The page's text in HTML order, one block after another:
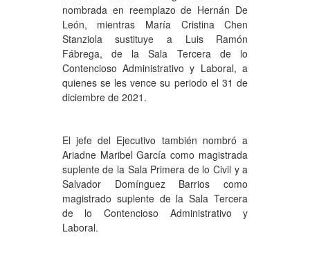
nombrada en reemplazo de Hernán De
León, mientras María Cristina Chen
Stanziola sustituye a Luis Ramón
Fábrega, de la Sala Tercera de lo
Contencioso Administrativo y Laboral, a
quienes se les vence su periodo el 31 de
diciembre de 2021.
El jefe del Ejecutivo también nombró a
Ariadne Maribel García como magistrada
suplente de la Sala Primera de lo Civil y a
Salvador Domínguez Barrios como
magistrado suplente de la Sala Tercera
de lo Contencioso Administrativo y
Laboral.